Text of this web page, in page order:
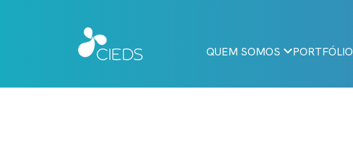
QUEM SOMOS PORTFÓLIO